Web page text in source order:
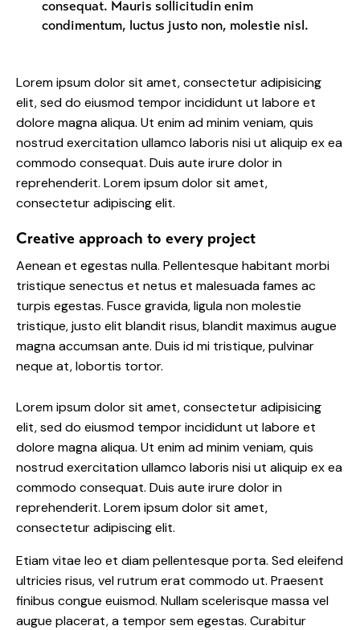
consequat. Mauris sollicitudin enim
condimentum, luctus justo non, molestie nisl.
Lorem ipsum dolor sit amet, consectetur adipisicing
elit, sed do eiusmod tempor incididunt ut labore et
dolore magna aliqua. Ut enim ad minim veniam, quis
nostrud exercitation ullamco laboris nisi ut aliquip ex ea
commodo consequat. Duis aute irure dolor in
reprehenderit. Lorem ipsum dolor sit amet,
consectetur adipiscing elit.
Creative approach to every project
Aenean et egestas nulla. Pellentesque habitant morbi
tristique senectus et netus et malesuada fames ac
turpis egestas. Fusce gravida, ligula non molestie
tristique, justo elit blandit risus, blandit maximus augue
magna accumsan ante. Duis id mi tristique, pulvinar
neque at, lobortis tortor.
Lorem ipsum dolor sit amet, consectetur adipisicing
elit, sed do eiusmod tempor incididunt ut labore et
dolore magna aliqua. Ut enim ad minim veniam, quis
nostrud exercitation ullamco laboris nisi ut aliquip ex ea
commodo consequat. Duis aute irure dolor in
reprehenderit. Lorem ipsum dolor sit amet,
consectetur adipiscing elit.
Etiam vitae leo et diam pellentesque porta. Sed eleifend
ultricies risus, vel rutrum erat commodo ut. Praesent
finibus congue euismod. Nullam scelerisque massa vel
augue placerat, a tempor sem egestas. Curabitur